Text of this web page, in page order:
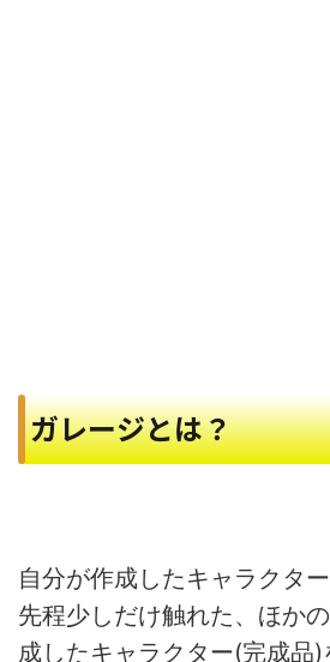
ガレージとは？
自分が作成したキャラクタ
先程少しだけ触れた、ほか
成したキャラクター(完成品